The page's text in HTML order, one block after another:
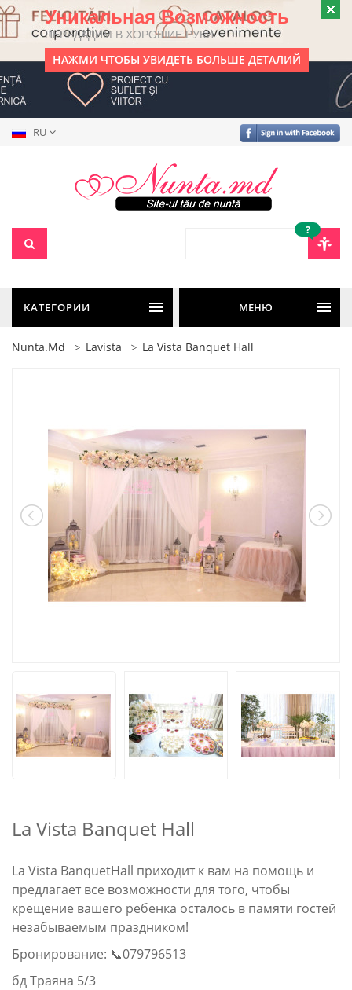
Уникальная Возможность
ПЕРЕДАДИМ В ХОРОШИЕ РУКИ
НАЖМИ ЧТОБЫ УВИДЕТЬ БОЛЬШЕ ДЕТАЛИЙ
RU
?
КАТЕГОРИИ МЕНЮ
Nunta.md Lavista La Vista Banquet Hall
La Vista Banquet Hall
La Vista BanquetHall приходит к вам на помощь и
предлагает все возможности для того, чтобы
крещение вашего ребенка осталось в памяти гостей
незабываемым праздником!
Бронирование: 📞079796513
бд Траяна 5/3